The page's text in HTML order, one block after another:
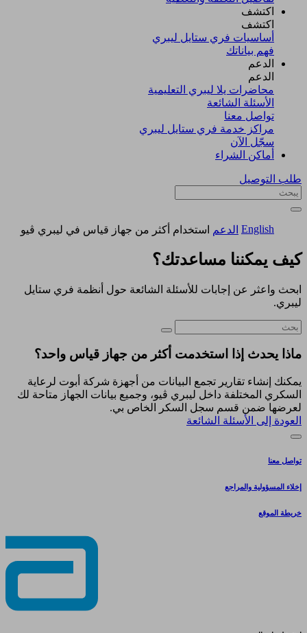
اكتشف​
اكتشف​
أساسيات فري ستايل ليبري
فهم بياناتك
الدعم
الدعم
محاضرات يلا ليبري التعليمية
الأسئلة الشائعة
تواصل معنا
مراكز خدمة فري ستايل ليبري
سجّل الآن​
أماكن الشراء
طلب التوصيل
English الدعم استخدام أكثر من جهاز قياس في ليبري ڤيو
كيف يمكننا مساعدتك؟
ابحث واعثر عن إجابات للأسئلة الشائعة حول أنظمة فري ستايل
ليبري.
ماذا يحدث إذا استخدمت أكثر من جهاز قياس واحد؟
يمكنك إنشاء تقارير تجمع البيانات من أجهزة شركة أبوت لرعاية
السكري المختلفة داخل ليبري ڤيو، وجميع بيانات الجهاز متاحة لك
لعرضها ضمن قسم سجل السكر الخاص بي.
العودة إلى الأسئلة الشائعة
تواصل معنا
إخلاء المسؤولية والمراجع
خريطة الموقع